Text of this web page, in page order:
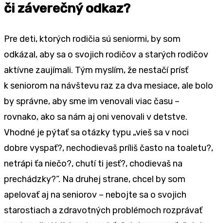
či záverečný odkaz?
Pre deti, ktorých rodičia sú seniormi, by som
odkázal, aby sa o svojich rodičov a starých rodičov
aktívne zaujímali. Tým myslím, že nestačí prísť
k seniorom na návštevu raz za dva mesiace, ale bolo
by správne, aby sme im venovali viac času –
rovnako, ako sa nám aj oni venovali v detstve.
Vhodné je pýtať sa otázky typu „vieš sa v noci
dobre vyspať?, nechodievaš príliš často na toaletu?,
netrápi ťa niečo?, chutí ti jesť?, chodievaš na
prechádzky?“. Na druhej strane, chcel by som
apelovať aj na seniorov – nebojte sa o svojich
starostiach a zdravotných problémoch rozprávať